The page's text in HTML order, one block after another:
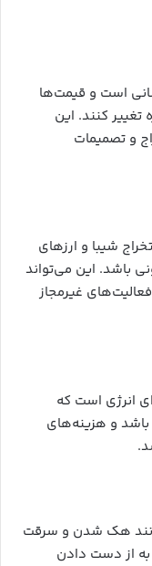
است و قیمت‌ها
کنند. این
و تصمیمات
شیبا و ارزهای
باشد. این می‌تواند
غیرمجاز
انرژی است که
و هزینه‌های
مانند هک شدن و سرقت
به از دست دادن